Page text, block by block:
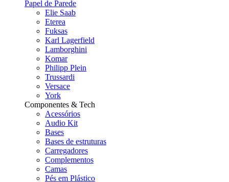
Papel de Parede
Elie Saab
Eterea
Fuksas
Karl Lagerfield
Lamborghini
Komar
Philipp Plein
Trussardi
Versace
York
Componentes & Tech
Acessórios
Audio Kit
Bases
Bases de estruturas
Carregadores
Complementos
Camas
Pés em Plástico